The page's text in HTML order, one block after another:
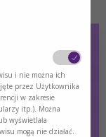
i nie można ich
przez Użytkownika
w zakresie
itp.). Można
wyświetlała
mogą nie działać.